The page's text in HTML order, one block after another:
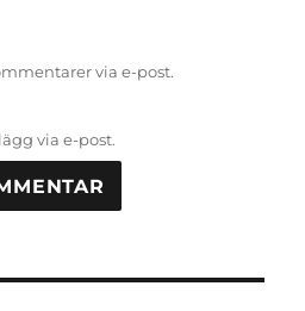
via e-post.
via e-post.